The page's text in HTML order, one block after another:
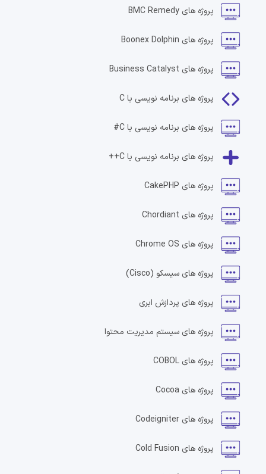
پروژه های BMC Remedy
پروژه های Boonex Dolphin
پروژه های Business Catalyst
پروژه های برنامه نویسی با C
پروژه های برنامه نویسی با C#
پروژه های برنامه نویسی با C++
پروژه های CakePHP
پروژه های Chordiant
پروژه های Chrome OS
پروژه های سیسکو (Cisco)
پروژه های پردازش ابری
پروژه های سیستم مدیریت محتوا
پروژه های COBOL
پروژه های Cocoa
پروژه های Codeigniter
پروژه های Cold Fusion